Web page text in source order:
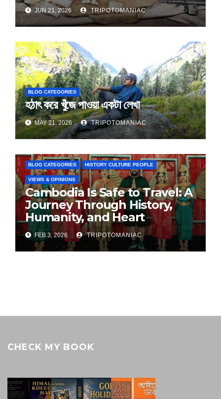
JUN 21, 2026 TRIPOTOMANIAC
BLOG CATEGORIES
হঠাৎ করে খুঁজে পাওয়া একটা লেখা
MAY 21, 2026 TRIPOTOMANIAC
BLOG CATEGORIES HISTORY CULTURE PEOPLE
VIEWS & OPINIONS
Cambodia Is Safe to Travel: A
Journey Through History,
Humanity, and Heart
FEB 3, 2026 TRIPOTOMANIAC
CHECK MY BOOK